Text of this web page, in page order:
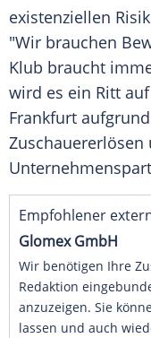
existenziellen
"Wir brauchen
Klub braucht
wird es ein Ritt
Frankfurt
Zuschauererlösen
Empfohlener
Glomex GmbH
Wir benötigen Ihre
Redaktion
anzuzeigen. Sie
lassen und auch